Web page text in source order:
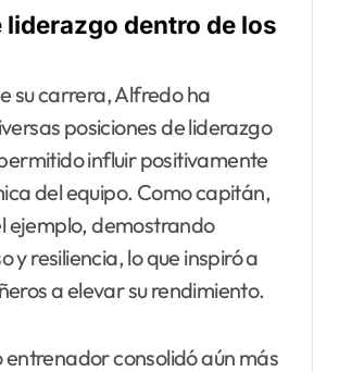
liderazgo dentro de los
su carrera, Alfredo ha
posiciones de liderazgo
influir positivamente
del equipo. Como capitán,
ejemplo, demostrando
y resiliencia, lo que inspiró a
a elevar su rendimiento.
entrenador consolidó aún más